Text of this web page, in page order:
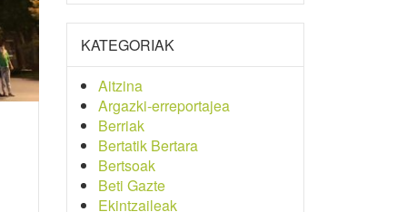
KATEGORIAK
Aitzina
Argazki-erreportajea
Berriak
Bertatik Bertara
Bertsoak
Beti Gazte
Ekintzaileak